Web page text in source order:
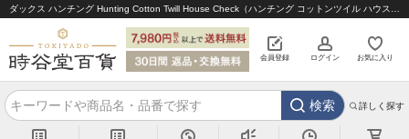
会員登録 ログイン お気に入り
検索 詳しく探す